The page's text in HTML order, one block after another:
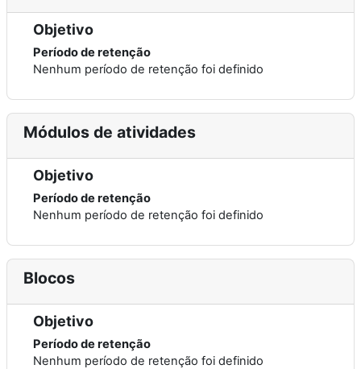
Objetivo
Período de retenção
Nenhum período de retenção foi definido
Módulos de atividades
Objetivo
Período de retenção
Nenhum período de retenção foi definido
Blocos
Objetivo
Período de retenção
Nenhum período de retenção foi definido